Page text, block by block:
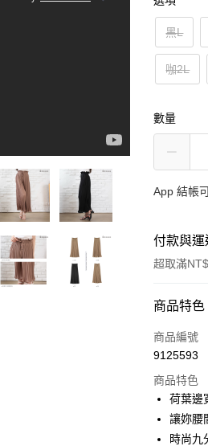
黑L
咖2L
數量
App 結帳
付款與運
超取滿
付款方式
信用卡一次
LINE Pay
Apple Pay
商品特色
商品編號
9125593
商品特色
荷葉邊
讓妳腰
時尚九